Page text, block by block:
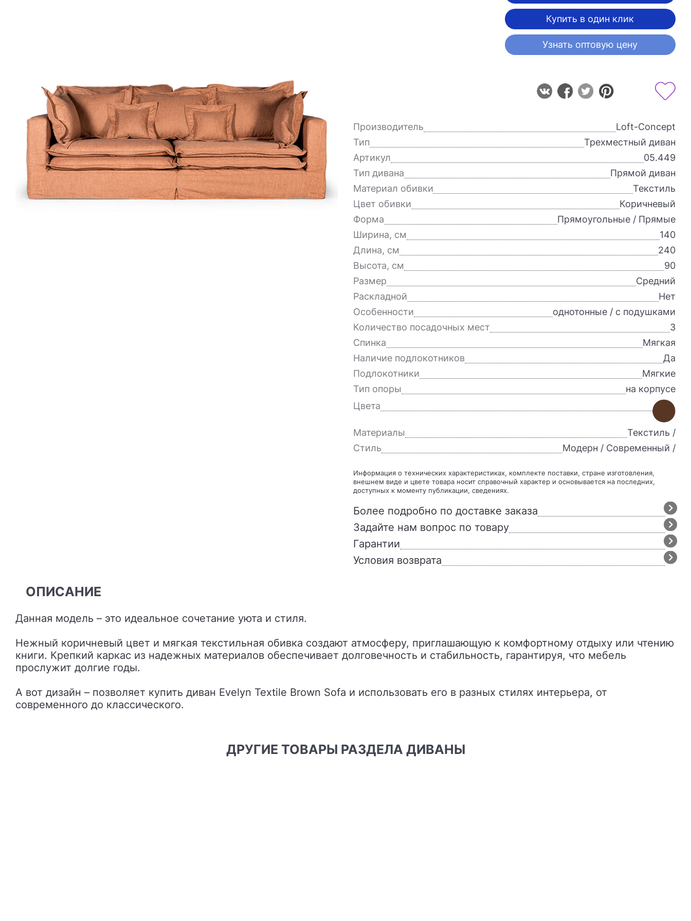
Купить в один клик
Узнать оптовую цену
Производитель
Loft-Concept
Тип
Трехместный диван
Артикул
05.449
Тип дивана
Прямой диван
Материал обивки
Текстиль
Цвет обивки
Коричневый
Форма
Прямоугольные / Прямые
Ширина, см
140
Длина, см
240
Высота, см
90
Размер
Средний
Раскладной
Нет
Особенности
однотонные / с подушками
Количество посадочных мест
3
Спинка
Мягкая
Наличие подлокотников
Да
Подлокотники
Мягкие
Тип опоры
на корпусе
Цвета
Материалы
Текстиль /
Стиль
Модерн / Современный /
Информация о технических характеристиках, комплекте поставки, стране изготовления,
внешнем виде и цвете товара носит справочный характер и основывается на последних,
доступных к моменту публикации, сведениях.
Более подробно по доставке заказа
Задайте нам вопрос по товару
Гарантии
Условия возврата
ОПИСАНИЕ
Данная модель – это идеальное сочетание уюта и стиля.
Нежный коричневый цвет и мягкая текстильная обивка создают атмосферу, приглашающую к комфортному отдыху или чтению
книги. Крепкий каркас из надежных материалов обеспечивает долговечность и стабильность, гарантируя, что мебель
прослужит долгие годы.
А вот дизайн – позволяет купить диван Evelyn Textile Brown Sofa и использовать его в разных стилях интерьера, от
современного до классического.
ДРУГИЕ ТОВАРЫ РАЗДЕЛА ДИВАНЫ